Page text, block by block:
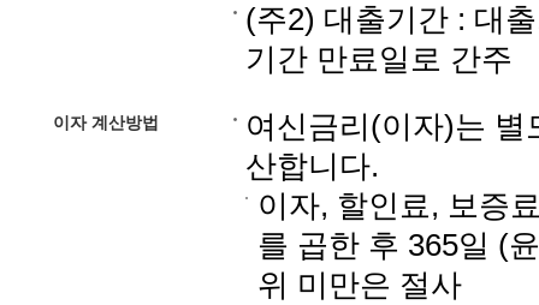
(주2) 대출기간 : 대
기간 만료일로 간주
이자 계산방법
여신금리(이자)는
산합니다.
이자, 할인료, 보증
를 곱한 후 365일 (
위 미만은 절사